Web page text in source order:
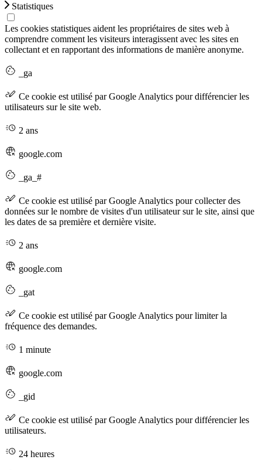
Statistiques
Les cookies statistiques aident les propriétaires de sites web à
comprendre comment les visiteurs interagissent avec les sites en
collectant et en rapportant des informations de manière anonyme.
_ga
Ce cookie est utilisé par Google Analytics pour différencier les
utilisateurs sur le site web.
2 ans
google.com
_ga_#
Ce cookie est utilisé par Google Analytics pour collecter des
données sur le nombre de visites d'un utilisateur sur le site, ainsi que
les dates de sa première et dernière visite.
2 ans
google.com
_gat
Ce cookie est utilisé par Google Analytics pour limiter la
fréquence des demandes.
1 minute
google.com
_gid
Ce cookie est utilisé par Google Analytics pour différencier les
utilisateurs.
24 heures